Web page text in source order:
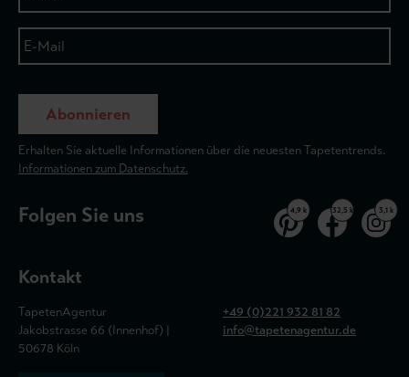
Abonnieren
Erhalten Sie aktuelle Informationen über die neuesten Tapetentrends.
Informationen zum Datenschutz.
Folgen Sie uns 4,9 k 32,5 k 3,1 k
Kontakt
TapetenAgentur
Jakobstrasse 66 (Innenhof) |
50678 Köln
+49 (0)221 932 81 82
info@tapetenagentur.de